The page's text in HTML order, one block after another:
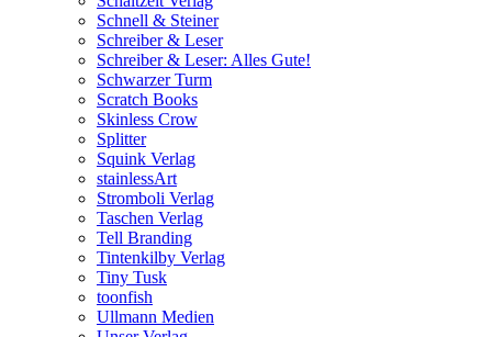
Schnell & Steiner
Schreiber & Leser
Schreiber & Leser: Alles Gute!
Schwarzer Turm
Scratch Books
Skinless Crow
Splitter
Squink Verlag
stainlessArt
Stromboli Verlag
Taschen Verlag
Tell Branding
Tintenkilby Verlag
Tiny Tusk
toonfish
Ullmann Medien